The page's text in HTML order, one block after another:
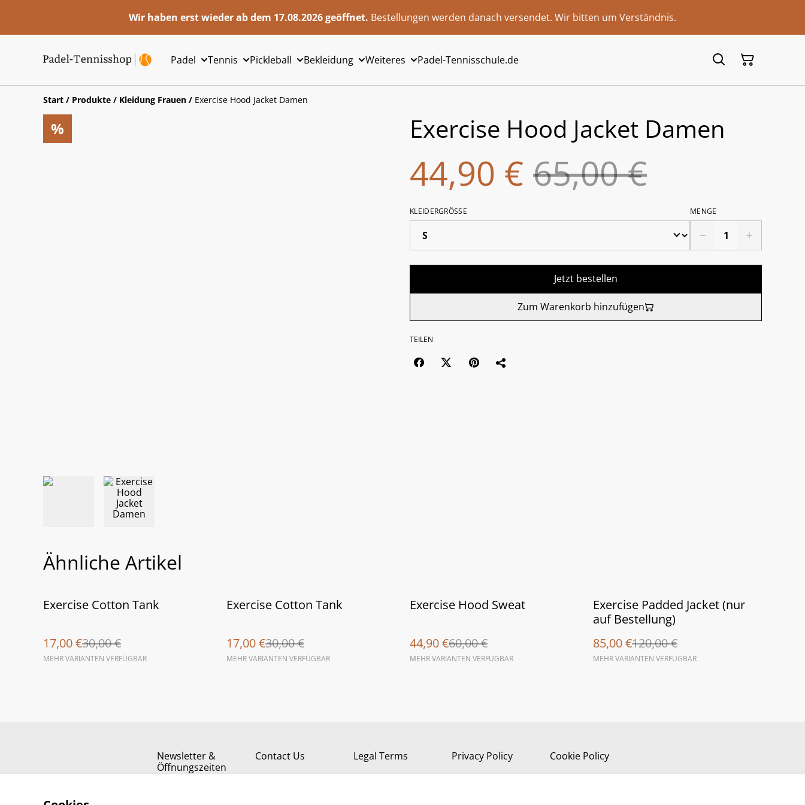
Wir haben erst wieder ab dem 17.08.2026 geöffnet. Bestellungen werden danach versendet. Wir bitten um Verständnis.
Padel Tennis Pickleball Bekleidung Weiteres Padel-Tennisschule.de
Start / Produkte / Kleidung Frauen / Exercise Hood Jacket Damen
% Exercise Hood Jacket Damen
44,90 € 65,00 €
KLEIDERGRÖSSE MENGE
Jetzt bestellen
Zum Warenkorb hinzufügen
TEILEN
Ähnliche Artikel
%
Exercise Cotton Tank
17,00 €30,00 €
MEHR VARIANTEN VERFÜGBAR
%
Exercise Cotton Tank
17,00 €30,00 €
MEHR VARIANTEN VERFÜGBAR
%
Exercise Hood Sweat
44,90 €60,00 €
MEHR VARIANTEN VERFÜGBAR
%
Exercise Padded Jacket (nur
auf Bestellung)
85,00 €120,00 €
MEHR VARIANTEN VERFÜGBAR
Newsletter &
Öffnungszeiten
Contact Us Legal Terms Privacy Policy Cookie Policy